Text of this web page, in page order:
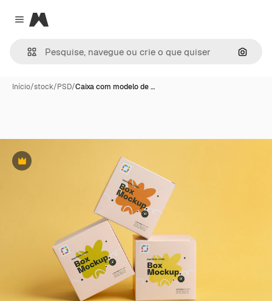
Close menu
Magnific
Início/stock/PSD/Caixa com modelo de …
Premium